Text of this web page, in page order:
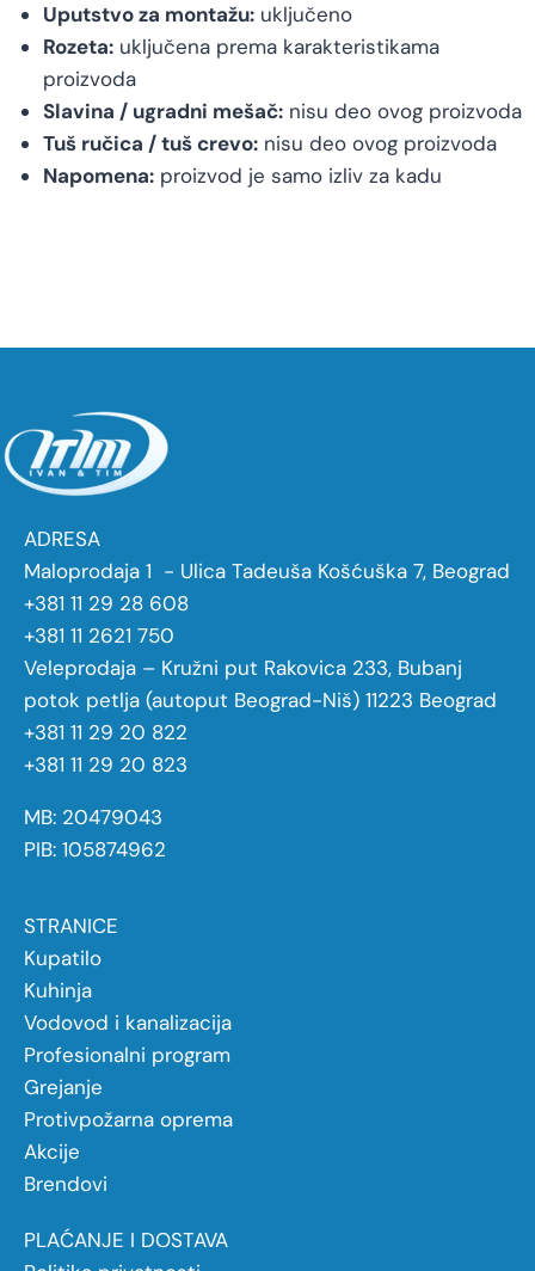
Uputstvo za montažu:uključeno
Rozeta:uključena prema karakteristikama
proizvoda
Slavina / ugradni mešač:nisu deo ovog proizvoda
Tuš ručica / tuš crevo:nisu deo ovog proizvoda
Napomena:proizvod je samo izliv za kadu
ADRESA
Maloprodaja 1 - Ulica Tadeuša Košćuška 7, Beograd
+381 11 29 28 608
+381 11 2621 750
Veleprodaja – Kružni put Rakovica 233, Bubanj
potok petlja (autoput Beograd-Niš) 11223 Beograd
+381 11 29 20 822
+381 11 29 20 823
MB: 20479043
PIB: 105874962
STRANICE
Kupatilo
Kuhinja
Vodovod i kanalizacija
Profesionalni program
Grejanje
Protivpožarna oprema
Akcije
Brendovi
PLAĆANJE I DOSTAVA